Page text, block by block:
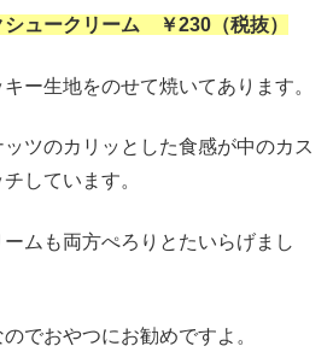
シュークリーム ￥230（税抜）
ー生地をのせて焼いてあります。
ツのカリッとした食感が中のカス
しています。
ムも両方ぺろりとたいらげまし
でおやつにお勧めですよ。